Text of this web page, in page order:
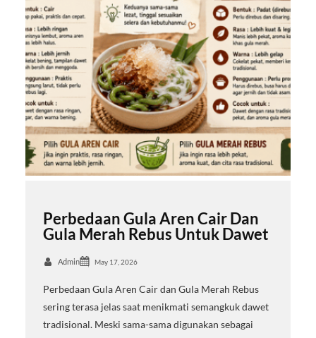
Perbedaan Gula Aren Cair Dan
Gula Merah Rebus Untuk Dawet
Admin May 17, 2026
Perbedaan Gula Aren Cair dan Gula Merah Rebus
sering terasa jelas saat menikmati semangkuk dawet
tradisional. Meski sama-sama digunakan sebagai